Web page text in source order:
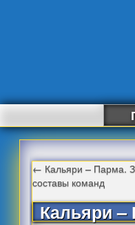
← Кальяри – Парма.
составы команд
Кальяри –